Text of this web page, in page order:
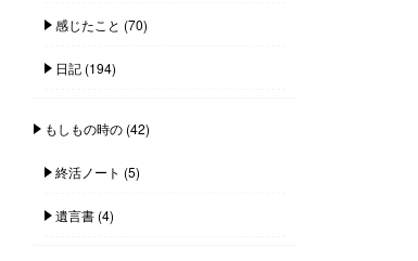
感じたこと (70)
日記(194)
もしもの時の(42)
終活ノート (5)
遺言書(4)